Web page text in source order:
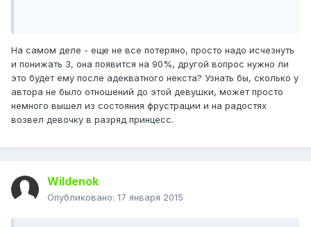
На самом деле - еще не все потеряно, просто надо исчезнуть
и понижать З, она появится на 90%, другой вопрос нужно ли
это будет ему после адекватного некста? Узнать бы, сколько у
автора не было отношений до этой девушки, может просто
немного вышел из состояния фрустрации и на радостях
возвел девочку в разряд принцесс.
Wildenok
Опубликовано: 17 января 2015